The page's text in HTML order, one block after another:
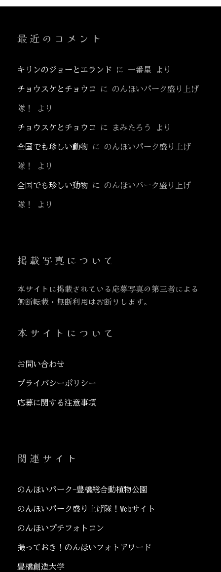
最近のコメント
キリンのジョーとエランド に 一番星 より
チョウスケとチョウコ に のんほいパーク盛り上げ
隊！ より
チョウスケとチョウコ に まみたろう より
全国でも珍しい動物 に のんほいパーク盛り上げ
隊！ より
全国でも珍しい動物 に のんほいパーク盛り上げ
隊！ より
掲載写真について
本サイトに掲載されている応募写真の第三者による
無断転載・無断利用はお断りします。
本サイトについて
お問い合わせ
プライバシーポリシー
応募に関する注意事項
関連サイト
のんほいパーク-豊橋総合動植物公園
のんほいパーク盛り上げ隊！Webサイト
のんほいプチフォトコン
撮っておき！のんほいフォトアワード
豊橋創造大学